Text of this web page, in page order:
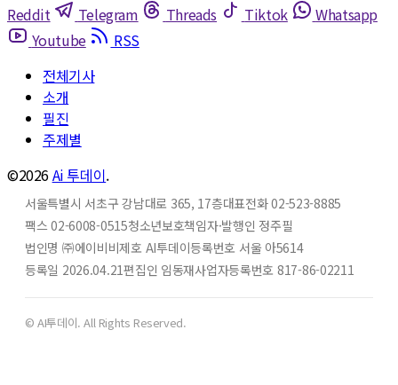
Reddit
Telegram Threads Tiktok
Whatsapp
Youtube
RSS
전체기사
소개
필진
주제별
©2026Ai 투데이.
서울특별시 서초구 강남대로 365, 17층대표전화 02-523-8885
팩스 02-6008-0515청소년보호책임자·발행인 정주필
법인명 ㈜에이비비제호 AI투데이등록번호 서울 아5614
등록일 2026.04.21편집인 임동재사업자등록번호 817-86-02211
© AI투데이. All Rights Reserved.